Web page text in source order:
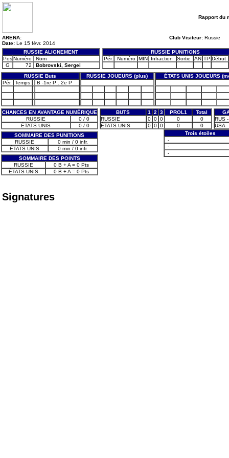
Rapport du
ARENA:
Date: Le 15 févr. 2014
Club Visiteur: Russie
RUSSIE ALIGNEMENT
PosNuméro
Nom
G
72 Bobrovski, Sergei
RUSSIE PUNITIONS
Pér.
Numéro MIN Infraction Sortie AN TP Début
RUSSIE Buts RUSSIE JOUEURS (plus)
ÉTATS UNIS JOUEURS
Pér.
Temps B -1re P . 2e P
CHANCES EN AVANTAGE NUMÉRIQUE
RUSSIE
0 / 0
ÉTATS UNIS
0 / 0
SOMMAIRE DES PUNITIONS
RUSSIE
0 min / 0 infr.
ÉTATS UNIS
0 min / 0 infr.
SOMMAIRE DES POINTS
RUSSIE
0 B + A = 0 Pts
ÉTATS UNIS
0 B + A = 0 Pts
BUTS 1 2 3 PROL1
Total
RUSSIE
0 0 0 0
0
ÉTATS UNIS
0 0 0 0 0
RUS
USA
Trois étoiles
-
-
-
Signatures